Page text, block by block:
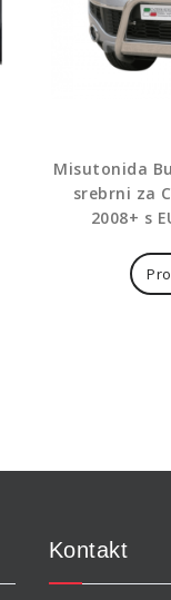
Misutonida
srebrni za
2008+ s
Kontakt